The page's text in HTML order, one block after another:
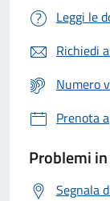
Leggi le
Richiedi
Numero
Prenota
Problemi
Segnala